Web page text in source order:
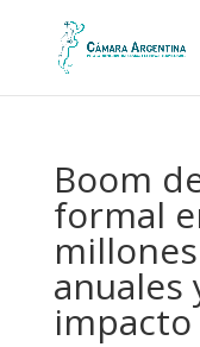
Boom
formal
anuales